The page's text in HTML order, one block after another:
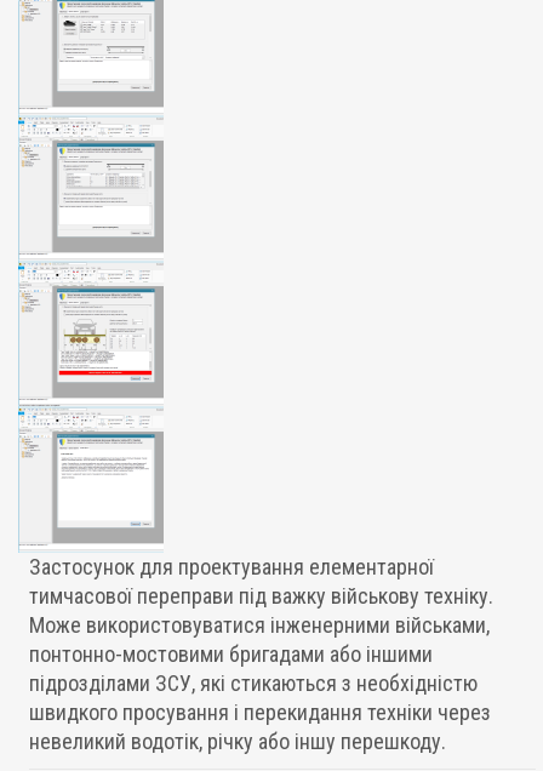
Застосунок для проектування елементарної
тимчасової переправи під важку військову техніку.
Може використовуватися інженерними військами,
понтонно-мостовими бригадами або іншими
підрозділами ЗСУ, які стикаються з необхідністю
швидкого просування і перекидання техніки через
невеликий водотік, річку або іншу перешкоду.